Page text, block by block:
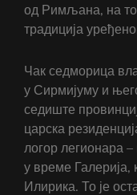
од Римљана, на
традиција
Чак седморица
у Сирмијуму и
седиште
царска
логор легионара
у време Галерија,
Илирика. То је